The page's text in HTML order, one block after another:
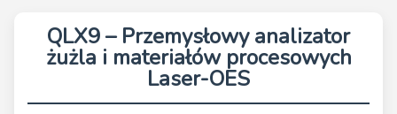
QLX9 – Przemysłowy analizator
żużla i materiałów procesowych
Laser-OES